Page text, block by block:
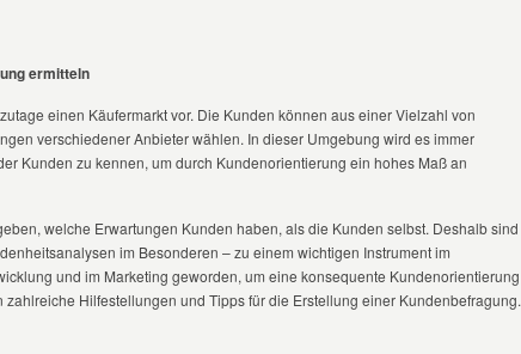
ermitteln
einen Käufermarkt vor. Die Kunden können aus einer Vielzahl von
verschiedener Anbieter wählen. In dieser Umgebung wird es immer
Kunden zu kennen, um durch Kundenorientierung ein hohes Maß an
welche Erwartungen Kunden haben, als die Kunden selbst. Deshalb sind
im Besonderen – zu einem wichtigen Instrument im
und im Marketing geworden, um eine konsequente Kundenorientierung
zahlreiche Hilfestellungen und Tipps für die Erstellung einer Kundenbefragung.